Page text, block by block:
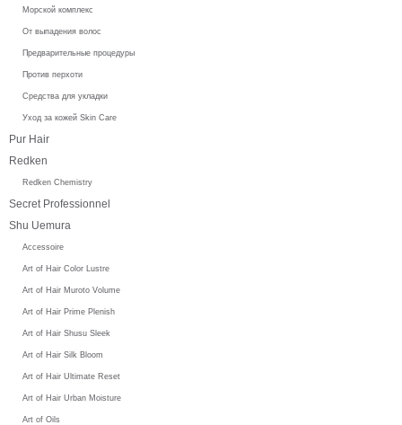
Морской комплекс
От выпадения волос
Предварительные процедуры
Против перхоти
Средства для укладки
Уход за кожей Skin Care
Pur Hair
Redken
Redken Chemistry
Secret Professionnel
Shu Uemura
Accessoire
Art of Hair Color Lustre
Art of Hair Muroto Volume
Art of Hair Prime Plenish
Art of Hair Shusu Sleek
Art of Hair Silk Bloom
Art of Hair Ultimate Reset
Art of Hair Urban Moisture
Art of Oils